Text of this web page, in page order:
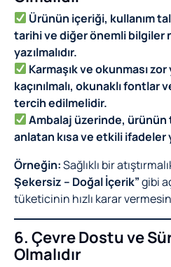
Ürünün içeriği, kullanım
tarihi ve diğer önemli bilgiler
yazılmalıdır.
Karmaşık ve okunması
kaçınılmalı, okunaklı fontlar
tercih edilmelidir.
Ambalaj üzerinde, ürünün
anlatan kısa ve etkili ifadeler
Örneğin:Sağlıklı bir
Şekersiz – Doğal İçerik”gibi
tüketicinin hızlı karar
6. Çevre Dostu ve
Olmalıdır